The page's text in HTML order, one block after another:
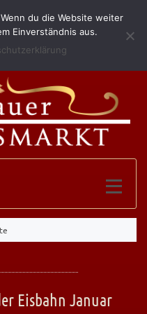
Eisbahn Januar
du die Website weiter
Einverständnis aus.